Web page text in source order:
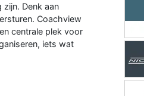
Denk aan
Coachview
centrale plek voor
iets wat